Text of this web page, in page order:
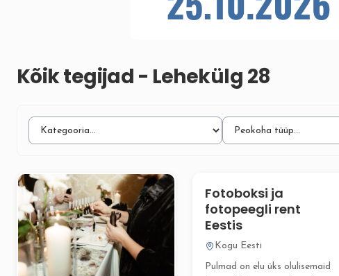
Kõik tegijad - Lehekülg 28
Fotoboksi ja
fotopeegli rent
Eestis
Kogu Eesti
Pulmad on elu üks olulisemaid